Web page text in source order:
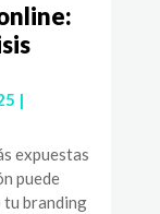
|
expuestas
puede
tu branding